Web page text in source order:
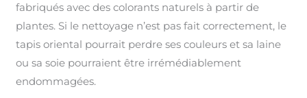
fabriqués avec des colorants naturels à partir de
plantes. Si le nettoyage n’est pas fait correctement, le
tapis oriental pourrait perdre ses couleurs et sa laine
ou sa soie pourraient être irrémédiablement
endommagées.